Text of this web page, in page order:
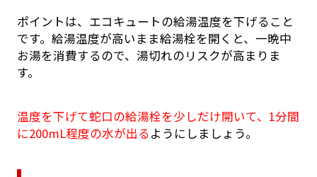
ポイントは、エコキュートの給湯温度を下げること
です。給湯温度が高いまま給湯栓を開くと、一晩中
お湯を消費するので、湯切れのリスクが高まりま
す。
温度を下げて蛇口の給湯栓を少しだけ開いて、1分間
に200mL程度の水が出る ようにしましょう。